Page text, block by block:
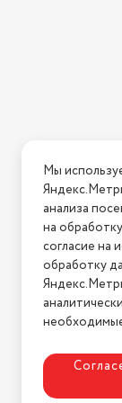
2026 ©
Мы
анализа
на
согласие на
обработку